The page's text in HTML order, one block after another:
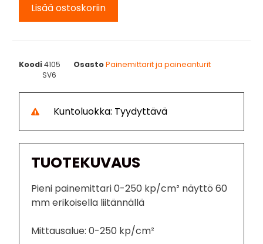
Lisää ostoskoriin
Koodi4105 OsastoPainemittarit ja paineanturit
SV6
Kuntoluokka: Tyydyttävä
TUOTEKUVAUS
Pieni painemittari 0-250 kp/cm² näyttö 60
mm erikoisella liitännällä
Mittausalue: 0-250 kp/cm²